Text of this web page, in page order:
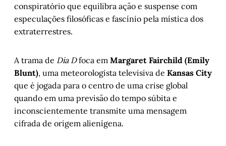
conspiratório que equilibra ação e suspense com
especulações filosóficas e fascínio pela mística dos
extraterrestres.
A trama de Dia Dfoca em Margaret Fairchild (Emily
Blunt), uma meteorologista televisiva de Kansas City
que é jogada para o centro de uma crise global
quando em uma previsão do tempo súbita e
inconscientemente transmite uma mensagem
cifrada de origem alienígena.